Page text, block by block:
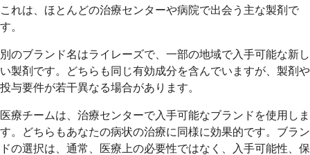
これは、ほとんどの治療センターや病院で出会う主な製剤で
す。
別のブランド名はライレーズで、一部の地域で入手可能な新し
い製剤です。どちらも同じ有効成分を含んでいますが、製剤や
投与要件が若干異なる場合があります。
医療チームは、治療センターで入手可能なブランドを使用しま
す。どちらもあなたの病状の治療に同様に効果的です。ブラン
ドの選択は、通常、医療上の必要性ではなく、入手可能性、保